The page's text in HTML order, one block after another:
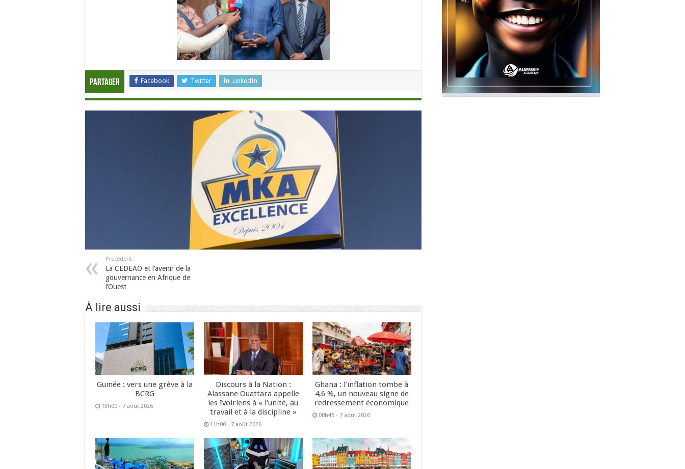
Partager Facebook Twitter LinkedIn
Précédent
La CEDEAO et l’avenir de la
gouvernance en Afrique de
l’Ouest
À lire aussi
Guinée : vers une grève à la
BCRG
13h00 - 7 août 2026
Discours à la Nation :
Alassane Ouattara appelle
les Ivoiriens à « l’unité, au
travail et à la discipline »
11h00 - 7 août 2026
Ghana : l’inflation tombe à
4,6 %, un nouveau signe de
redressement économique
08h45 - 7 août 2026